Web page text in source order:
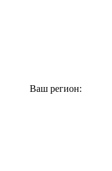
Ваш регион: